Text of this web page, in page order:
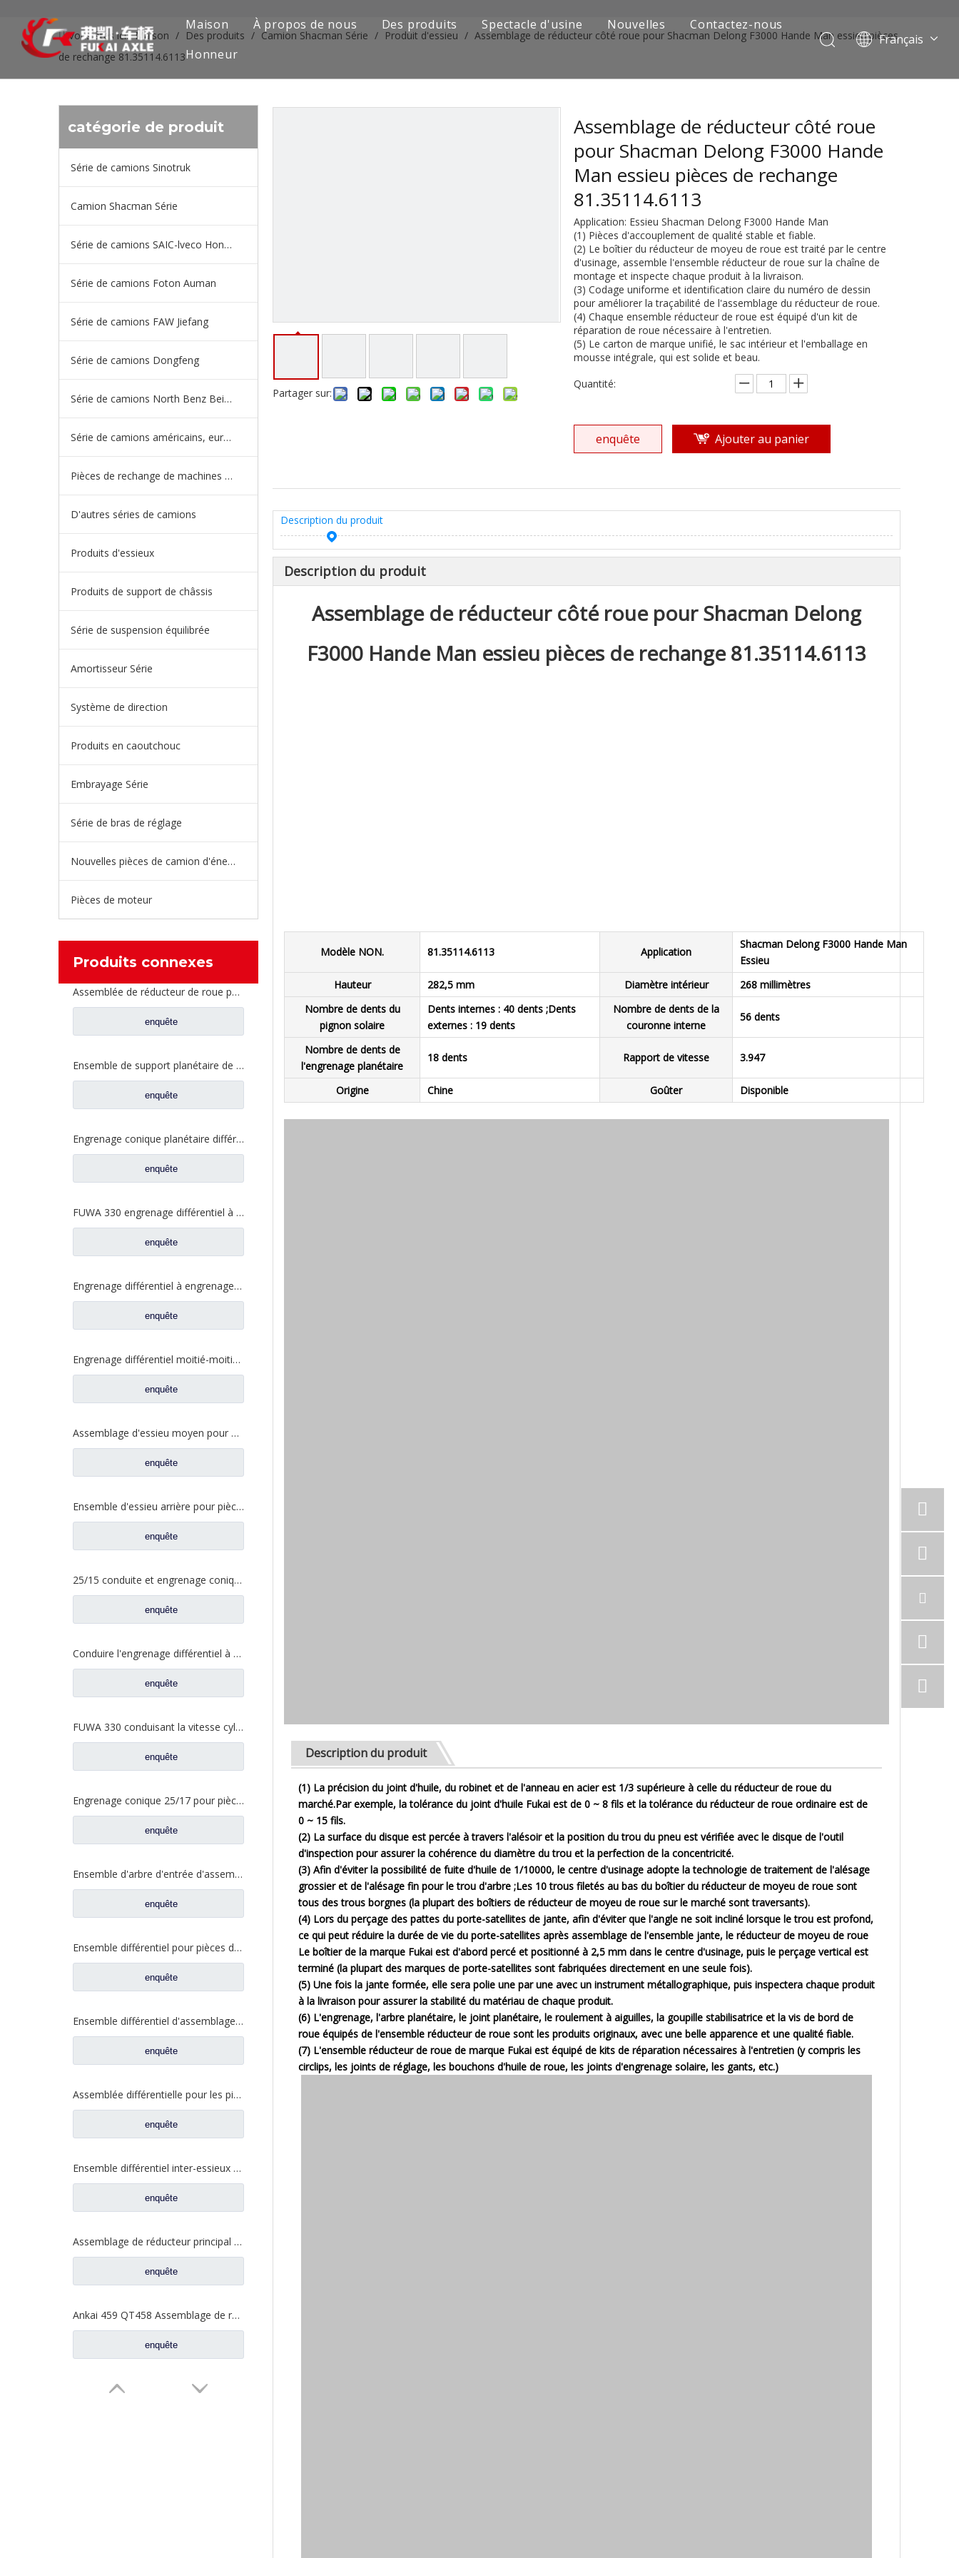
Maison À propos de nous Des produits
Série de camions SAIC-lveco Hongyan
Série de camions européens et japonais
Pièces de rechange de machines d'ingénierie de camion minier
Spectacle d'usine Nouvelles
Contactez-nous
Honneur
Français
Pусский
Vous êtes ici: Maison / Des produits / Camion Shacman Série / Produit d'essieu / Assemblage de réducteur côté roue pour Shacman Delong F3000 Hande Man essieu pièces
de rechange 81.35114.6113
catégorie de produit
Série de camions Sinotruk
Camion Shacman Série
Série de camions SAIC-lveco Hongyan
Série de camions Foton Auman
Série de camions FAW Jiefang
Série de camions Dongfeng
Série de camions North Benz Beiben
Série de camions américains, européens et japonais
Pièces de rechange de machines d'ingénierie de camion minier
D'autres séries de camions
Produits d'essieux
Produits de support de châssis
Série de suspension équilibrée
Amortisseur Série
Système de direction
Produits en caoutchouc
Embrayage Série
Série de bras de réglage
Nouvelles pièces de camion d'énergie
Pièces de moteur
Produits connexes
Assemblée de réducteur de roue pour les pièces de rechange automatiques AZ7121345129 de Sinotruk HOWO Steyr
enquête
Ensemble de support planétaire de jante de roue pour pièces de rechange de camion automatique Sinotruk HOWO Steyr AZ9231340329
enquête
Engrenage conique planétaire différentiel FUWA FUWA 330 pour pièces de rechange de camion Ford CF0041M0-9
enquête
FUWA 330 engrenage différentiel à demi-arbre arrière pour pièces de rechange de camion Ford CE0041A0-6
enquête
Engrenage différentiel à engrenage cylindrique entraîné par FUWA 330 pour pièces de rechange de camion Ford CD0044M0-0
enquête
Engrenage différentiel moitié-moitié pour pièces de rechange CE0042M0-9 de camion de Ford FUWA 330
enquête
Assemblage d'essieu moyen pour pièces de rechange de camion Sinotruk HOWO AH71131540128 AZ9231320745
enquête
Ensemble d'essieu arrière pour pièces de rechange AH71131550536 de camion de Sinotruk Steyr
enquête
25/15 conduite et engrenage conique entraîné pour pièces de camion à essieu Foton Qingte QT205D3-2402020 QT205D3-2402026
enquête
Conduire l'engrenage différentiel à engrenage cylindrique pour les pièces de rechange AZ9981320130 de camion d'essieu de Sinotruk HOWO AC16
enquête
FUWA 330 conduisant la vitesse cylindrique pour les pièces de rechange CD0043M0-9 de camion de Ford
enquête
Engrenage conique 25/17 pour pièce de rechange QT205D0-2402026 de camion d'essieu de Foton Qingte
enquête
Ensemble d'arbre d'entrée d'assemblage différentiel pour pièces de rechange de camion Sinotruk HOWO AC16 AZ9981320436
enquête
Ensemble différentiel pour pièces de rechange 81.35100.6593 de camion d'HOMME de Shacman Delong
enquête
Ensemble différentiel d'assemblage d'arbre d'entrée pour pièces de rechange de camion SAIC-Iveco Hongyan 5801271495
enquête
Assemblée différentielle pour les pièces de rechange QT440SH0-2510050 de camion d'Auman Qingte 440 QT440
enquête
Ensemble différentiel inter-essieux pour pièces de rechange de camion FAW Jiefang 475 2507055-K5H
enquête
Assemblage de réducteur principal d'essieu moyen pour pièces de rechange de camion Sinotruk Steyr HOWO HC16 AZ7121320745 AZ9231320745
enquête
Ankai 459 QT458 Assemblage de réducteur principal d'essieu moyen pour pièces de rechange de camion Foton Auman HFF2502200CK2MC
enquête
Partager sur:
Assemblage de réducteur côté roue
pour Shacman Delong F3000 Hande
Man essieu pièces de rechange
81.35114.6113
Application: Essieu Shacman Delong F3000 Hande Man
(1) Pièces d'accouplement de qualité stable et fiable.
(2) Le boîtier du réducteur de moyeu de roue est traité par le centre
d'usinage, assemble l'ensemble réducteur de roue sur la chaîne de
montage et inspecte chaque produit à la livraison.
(3) Codage uniforme et identification claire du numéro de dessin
pour améliorer la traçabilité de l'assemblage du réducteur de roue.
(4) Chaque ensemble réducteur de roue est équipé d'un kit de
réparation de roue nécessaire à l'entretien.
(5) Le carton de marque unifié, le sac intérieur et l'emballage en
mousse intégrale, qui est solide et beau.
Quantité:
enquête Ajouter au panier
Description du produit
Description du produit
Assemblage de réducteur côté roue pour Shacman Delong
F3000 Hande Man essieu pièces de rechange 81.35114.6113
Modèle NON. 81.35114.6113 Application
Shacman Delong F3000 Hande Man
Essieu
Hauteur
282,5 mm Diamètre intérieur
268 millimètres
Nombre de dents du
pignon solaire
Dents internes : 40 dents ;Dents
externes : 19 dents
Nombre de dents de la
couronne interne
56 dents
Nombre de dents de
l'engrenage planétaire
18 dents Rapport de vitesse 3.947
Origine Chine Goûter Disponible
Description du produit
(1) La précision du joint d'huile, du robinet et de l'anneau en acier est 1/3 supérieure à celle du réducteur de roue du
marché.Par exemple, la tolérance du joint d'huile Fukai est de 0 ~ 8 fils et la tolérance du réducteur de roue ordinaire est de
0 ~ 15 fils.
(2) La surface du disque est percée à travers l'alésoir et la position du trou du pneu est vérifiée avec le disque de l'outil
d'inspection pour assurer la cohérence du diamètre du trou et la perfection de la concentricité.
(3) Afin d'éviter la possibilité de fuite d'huile de 1/10000, le centre d'usinage adopte la technologie de traitement de l'alésage
grossier et de l'alésage fin pour le trou d'arbre ;Les 10 trous filetés au bas du boîtier du réducteur de moyeu de roue sont
tous des trous borgnes (la plupart des boîtiers de réducteur de moyeu de roue sur le marché sont traversants).
(4) Lors du perçage des pattes du porte-satellites de jante, afin d'éviter que l'angle ne soit incliné lorsque le trou est profond,
ce qui peut réduire la durée de vie du porte-satellites après assemblage de l'ensemble jante, le réducteur de moyeu de roue
Le boîtier de la marque Fukai est d'abord percé et positionné à 2,5 mm dans le centre d'usinage, puis le perçage vertical est
terminé (la plupart des marques de porte-satellites sont fabriquées directement en une seule fois).
(5) Une fois la jante formée, elle sera polie une par une avec un instrument métallographique, puis inspectera chaque produit
à la livraison pour assurer la stabilité du matériau de chaque produit.
(6) L'engrenage, l'arbre planétaire, le joint planétaire, le roulement à aiguilles, la goupille stabilisatrice et la vis de bord de
roue équipés de l'ensemble réducteur de roue sont les produits originaux, avec une belle apparence et une qualité fiable.
(7) L'ensemble réducteur de roue de marque Fukai est équipé de kits de réparation nécessaires à l'entretien (y compris les
circlips, les joints de réglage, les bouchons d'huile de roue, les joints d'engrenage solaire, les gants, etc.)